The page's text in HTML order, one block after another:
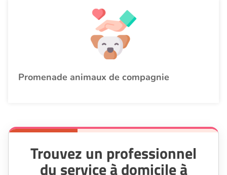
Promenade animaux de compagnie
Trouvez un professionnel
du service à domicile à